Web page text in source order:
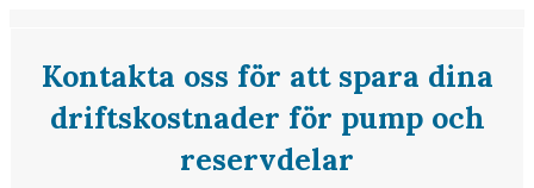
Kontakta oss för att spara dina
driftskostnader för pump och
reservdelar